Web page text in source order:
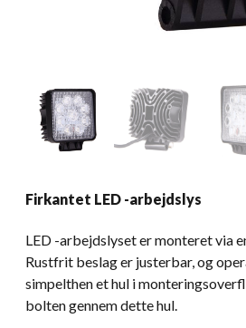
Firkantet LED -arbejdslys
LED -arbejdslyset er monteret via
Rustfrit beslag er justerbar, og
simpelthen et hul i
bolten gennem dette hul.